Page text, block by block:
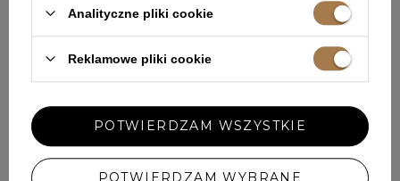
Analityczne pliki cookie
Reklamowe pliki cookie
POTWIERDZAM WYBRANE
POTWIERDZAM WSZYSTKIE